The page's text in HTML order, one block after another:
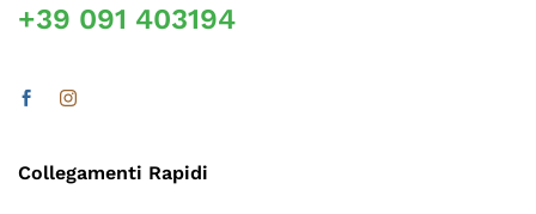
+39 091 403194
Collegamenti Rapidi